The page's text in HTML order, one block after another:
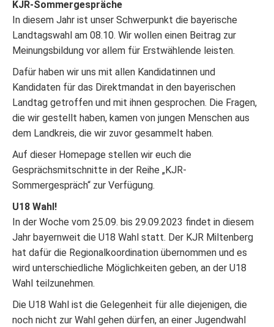
KJR-Sommergespräche
In diesem Jahr ist unser Schwerpunkt die bayerische
Landtagswahl am 08.10. Wir wollen einen Beitrag zur
Meinungsbildung vor allem für Erstwählende leisten.
Dafür haben wir uns mit allen Kandidatinnen und
Kandidaten für das Direktmandat in den bayerischen
Landtag getroffen und mit ihnen gesprochen. Die Fragen,
die wir gestellt haben, kamen von jungen Menschen aus
dem Landkreis, die wir zuvor gesammelt haben.
Auf dieser Homepage stellen wir euch die
Gesprächsmitschnitte in der Reihe „KJR-
Sommergespräch“ zur Verfügung.
U18 Wahl!
In der Woche vom 25.09. bis 29.09.2023 findet in diesem
Jahr bayernweit die U18 Wahl statt. Der KJR Miltenberg
hat dafür die Regionalkoordination übernommen und es
wird unterschiedliche Möglichkeiten geben, an der U18
Wahl teilzunehmen.
Die U18 Wahl ist die Gelegenheit für alle diejenigen, die
noch nicht zur Wahl gehen dürfen, an einer Jugendwahl